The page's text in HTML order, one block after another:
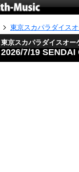
東京スカパラダイス
東京スカパラダイスオー
2026/7/19 SENDAI